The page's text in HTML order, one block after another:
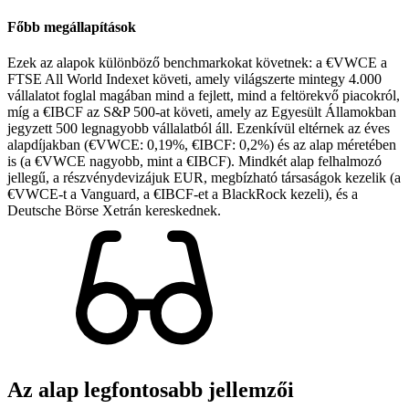
Főbb megállapítások
Ezek az alapok különböző benchmarkokat követnek: a €VWCE a
FTSE All World Indexet követi, amely világszerte mintegy 4.000
vállalatot foglal magában mind a fejlett, mind a feltörekvő piacokról,
míg a €IBCF az S&P 500-at követi, amely az Egyesült Államokban
jegyzett 500 legnagyobb vállalatból áll. Ezenkívül eltérnek az éves
alapdíjakban (€VWCE: 0,19%, €IBCF: 0,2%) és az alap méretében
is (a €VWCE nagyobb, mint a €IBCF). Mindkét alap felhalmozó
jellegű, a részvénydevizájuk EUR, megbízható társaságok kezelik (a
€VWCE-t a Vanguard, a €IBCF-et a BlackRock kezeli), és a
Deutsche Börse Xetrán kereskednek.
Az alap legfontosabb jellemzői